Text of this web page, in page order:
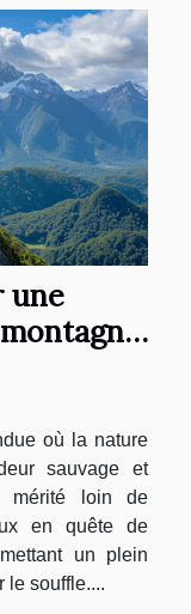
une
où la nature
sauvage et
mérité loin de
en quête de
un plein
le souffle....